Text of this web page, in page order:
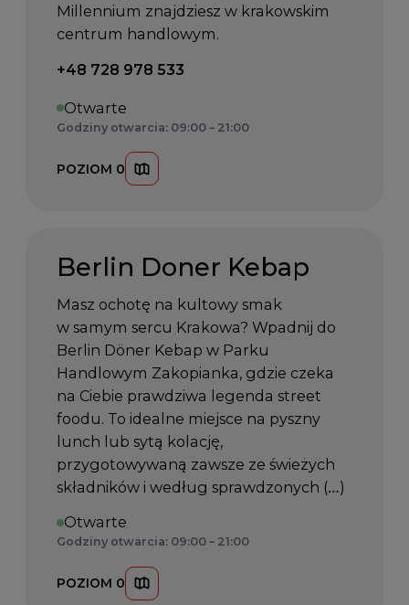
Millennium znajdziesz w krakowskim
centrum handlowym.
Telefon kontaktowy:
+48 728 978 533
Otwarte
Godziny otwarcia: 09:00 – 21:00
POZIOM 0
Berlin Doner Kebap
Masz ochotę na kultowy smak
w samym sercu Krakowa? Wpadnij do
Berlin Döner Kebap w Parku
Handlowym Zakopianka, gdzie czeka
na Ciebie prawdziwa legenda street
foodu. To idealne miejsce na pyszny
lunch lub sytą kolację,
przygotowywaną zawsze ze świeżych
składników i według sprawdzonych (…)
Otwarte
Godziny otwarcia: 09:00 – 21:00
POZIOM 0